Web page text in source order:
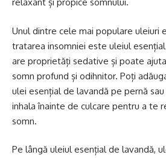
relaxant și propice somnului.
Unul dintre cele mai populare uleiuri
tratarea insomniei este uleiul
are proprietăți sedative și poate
somn profund și odihnitor. Poți
ulei esențial de lavandă pe pernă
inhala înainte de culcare pentru a te
somn.
Pe lângă uleiul esențial de lavandă,